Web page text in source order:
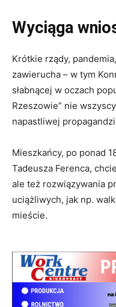
Wyciąga
Krótkie rządy,
zawierucha – w tym
słabnącej w oczach
Rzeszowie” nie
napastliwej
Mieszkańcy, po ponad
Tadeusza Ferenca,
ale też rozwiązywania
uciążliwych, jak np.
mieście.